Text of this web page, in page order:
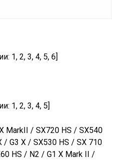
1, 2, 3, 4, 5, 6]
1, 2, 3, 4, 5]
MarkII / SX720 HS / SX540
/ G3 X / SX530 HS / SX 710
HS / N2 / G1 X Mark II /